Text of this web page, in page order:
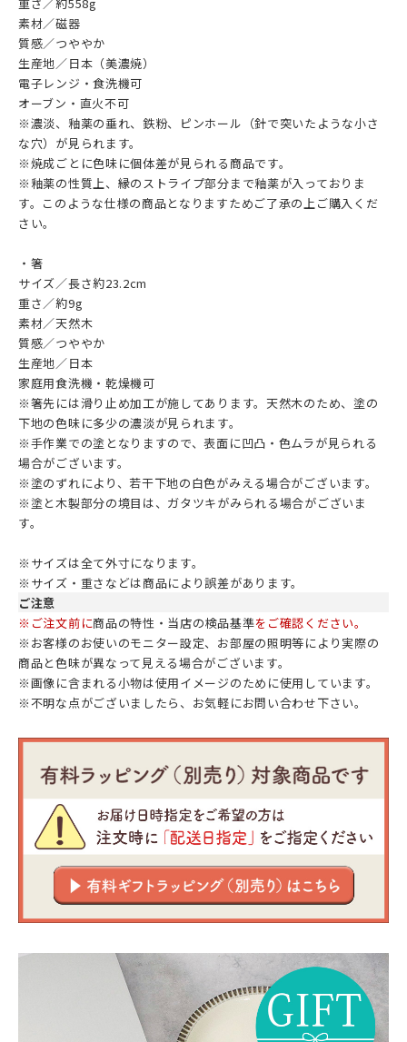
重さ／約558g
素材／磁器
質感／つややか
生産地／日本（美濃焼）
電子レンジ・食洗機可
オーブン・直火不可
※濃淡、釉薬の垂れ、鉄粉、ピンホール（針で突いたような小さ
な穴）が見られます。
※焼成ごとに色味に個体差が見られる商品です。
※釉薬の性質上、縁のストライプ部分まで釉薬が入っておりま
す。このような仕様の商品となりますためご了承の上ご購入くだ
さい。
・箸
サイズ／長さ約23.2cm
重さ／約9g
素材／天然木
質感／つややか
生産地／日本
家庭用食洗機・乾燥機可
※箸先には滑り止め加工が施してあります。天然木のため、塗の
下地の色味に多少の濃淡が見られます。
※手作業での塗となりますので、表面に凹凸・色ムラが見られる
場合がございます。
※塗のずれにより、若干下地の白色がみえる場合がございます。
※塗と木製部分の境目は、ガタツキがみられる場合がございま
す。
※サイズは全て外寸になります。
※サイズ・重さなどは商品により誤差があります。
ご注意
※ご注文前に商品の特性・当店の検品基準をご確認ください。
※お客様のお使いのモニター設定、お部屋の照明等により実際の
商品と色味が異なって見える場合がございます。
※画像に含まれる小物は使用イメージのために使用しています。
※不明な点がございましたら、お気軽にお問い合わせ下さい。